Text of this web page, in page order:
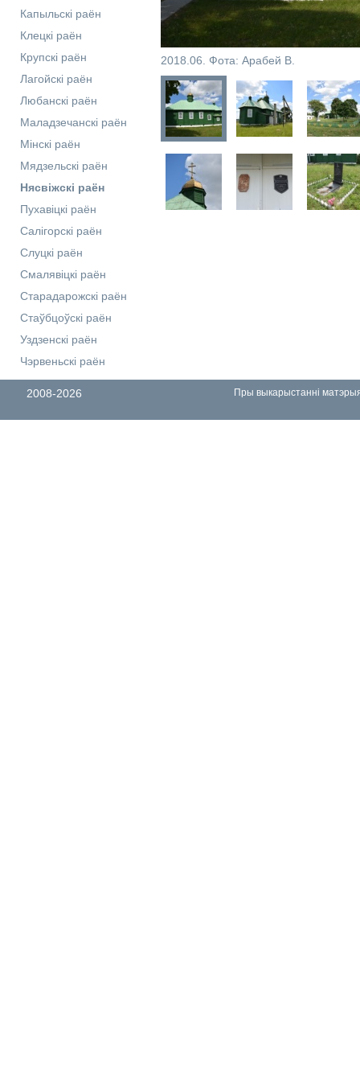
Капыльскі раён
Клецкі раён
Крупскі раён
Лагойскі раён
Любанскі раён
Маладзечанскі раён
Мінскі раён
Мядзельскі раён
Нясвіжскі раён
Пухавіцкі раён
Салігорскі раён
Слуцкі раён
Смалявіцкі раён
Старадарожскі раён
Стаўбцоўскі раён
Уздзенскі раён
Чэрвеньскі раён
2018.06. Фота: Арабей В.
2008-2026 Пры выкарыстанні